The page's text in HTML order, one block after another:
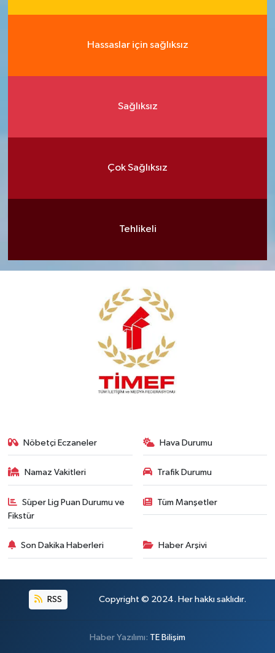
Hassaslar için sağlıksız
Sağlıksız
Çok Sağlıksız
Tehlikeli
Nöbetçi Eczaneler Hava Durumu
Namaz Vakitleri Trafik Durumu
Süper Lig Puan Durumu ve
Fikstür
Tüm Manşetler
Son Dakika Haberleri Haber Arşivi
RSS Copyright © 2024. Her hakkı saklıdır.
Haber Yazılımı: TE Bilişim